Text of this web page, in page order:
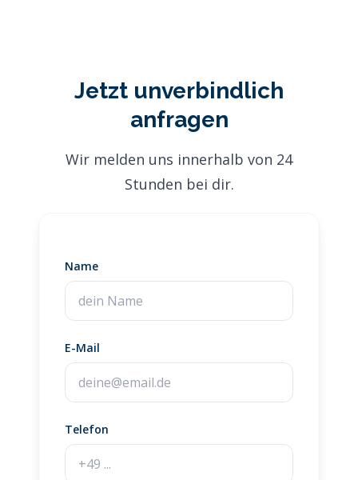
Jetzt unverbindlich
anfragen
Wir melden uns innerhalb von 24
Stunden bei dir.
Name
E-Mail
Telefon